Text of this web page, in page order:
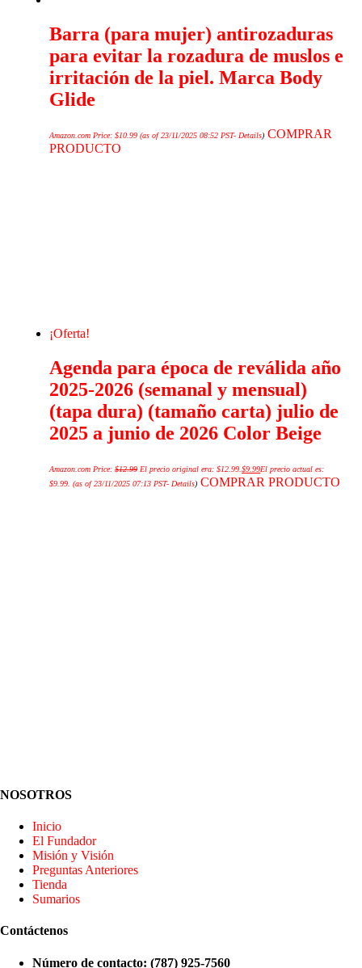
Barra (para mujer) antirozaduras
para evitar la rozadura de muslos e
irritación de la piel. Marca Body
Glide
Amazon.com Price:$10.99 (as of 23/11/2025 08:52 PST- Details) COMPRAR
PRODUCTO
¡Oferta!
Agenda para época de reválida año
2025-2026 (semanal y mensual)
(tapa dura) (tamaño carta) julio de
2025 a junio de 2026 Color Beige
Amazon.com Price:$12.99 El precio original era: $12.99.$9.99El precio actual es:
$9.99. (as of 23/11/2025 07:13 PST- Details) COMPRAR PRODUCTO
NOSOTROS
Inicio
El Fundador
Misión y Visión
Preguntas Anteriores
Tienda
Sumarios
Contáctenos
Número de contacto: (787) 925-7560